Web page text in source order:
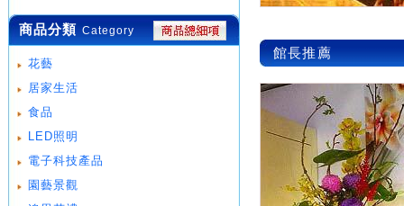
商品分類 Category
花藝
居家生活
食品
LED照明
電子科技產品
園藝景觀
館長推薦